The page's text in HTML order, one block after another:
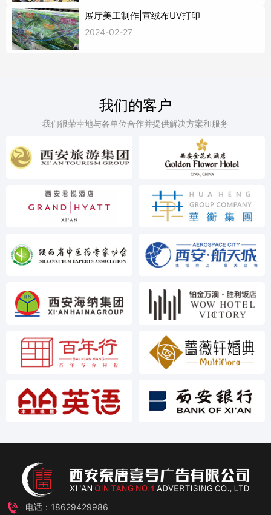
展厅美工制作|宣绒布UV打印
2024-02-27
我们的客户
我们很荣幸地与各单位合作并提供解决方案和服务
电话：18629429986